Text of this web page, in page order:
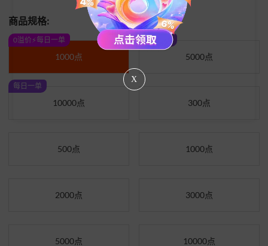
商品规格:
1000点
0溢价⚡每日一单
5000点
每日一单
10000点
每日一单
300点
500点 1000点
2000点 3000点
5000点 10000点
X